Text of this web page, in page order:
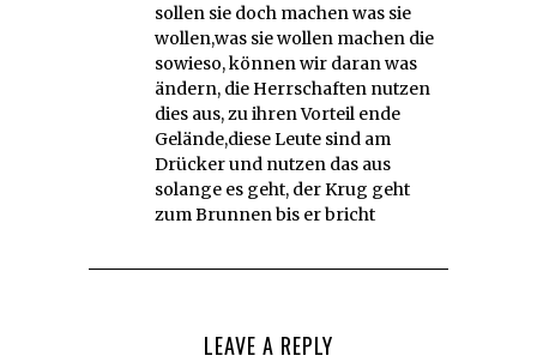
sollen sie doch machen was sie
wollen,was sie wollen machen die
sowieso, können wir daran was
ändern, die Herrschaften nutzen
dies aus, zu ihren Vorteil ende
Gelände,diese Leute sind am
Drücker und nutzen das aus
solange es geht, der Krug geht
zum Brunnen bis er bricht
LEAVE A REPLY